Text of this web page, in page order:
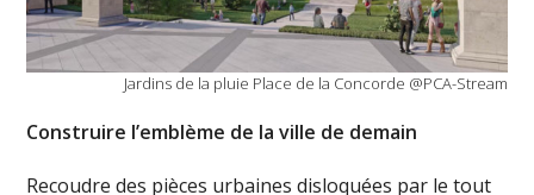
Jardins de la pluie Place de la Concorde @PCA-Stream
Construire l’emblème de la ville de demain
Recoudre des pièces urbaines disloquées par le tout